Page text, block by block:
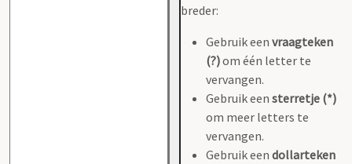
breder:
Gebruik een vraagteken
(?)om één letter te
vervangen.
Gebruik een sterretje (*)
om meer letters te
vervangen.
Gebruik een dollarteken